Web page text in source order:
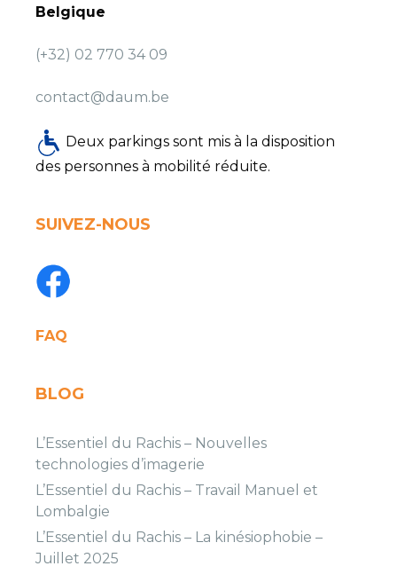
Belgique
(+32) 02 770 34 09
contact@daum.be
Deux parkings sont mis à la disposition
des personnes à mobilité réduite.
SUIVEZ-NOUS
FAQ
BLOG
L’Essentiel du Rachis – Nouvelles
technologies d’imagerie
L’Essentiel du Rachis – Travail Manuel et
Lombalgie
L’Essentiel du Rachis – La kinésiophobie –
Juillet 2025